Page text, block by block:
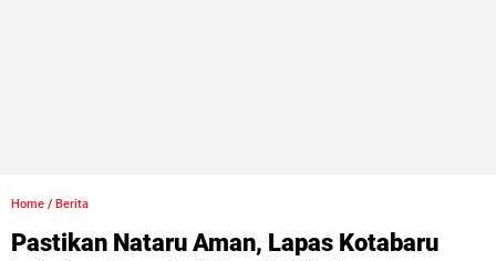
Home / Berita
Pastikan Nataru Aman, Lapas Kotabaru